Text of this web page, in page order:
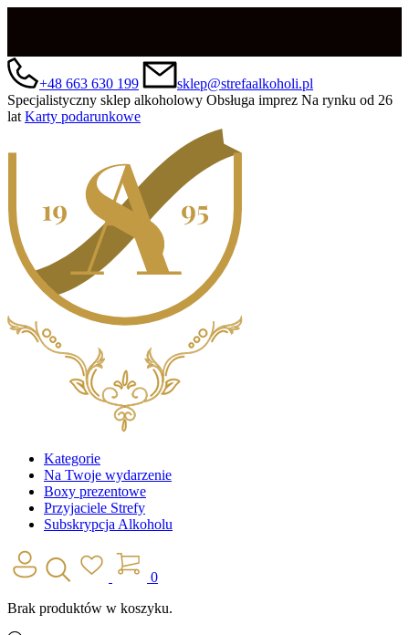
+48 663 630 199
sklep@strefaalkoholi.pl
Specjalistyczny sklep alkoholowy Obsługa imprez Na rynku od 26
lat Karty podarunkowe
Kategorie
Na Twoje wydarzenie
Boxy prezentowe
Przyjaciele Strefy
Subskrypcja Alkoholu
0
Brak produktów w koszyku.